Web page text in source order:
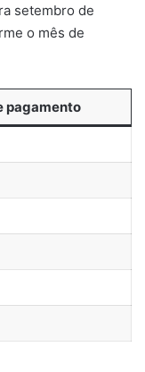
setembro de
o mês de
pagamento